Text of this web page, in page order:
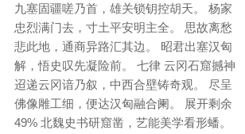
九塞固疆嗟乃首，雄关锁钥控胡天。 杨家
忠烈满门去，寸土平安明主全。 思故离愁
悲此地，通商异路汇其边。 昭君出塞汉匈
解，悟史叹先凝险前。 七律 云冈石窟撼神
迢递云冈谙乃叙，中西合壁铸奇观。 尽呈
佛像雕工细，便达汉匈融合阑。 展开剩余
49% 北魏史书研窟凿，艺能美学看形蟠。